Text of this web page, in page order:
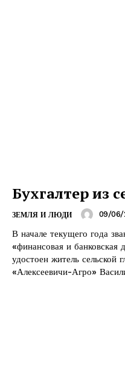
Бухгалтер из
ЗЕМЛЯ И ЛЮДИ 09/06/
В начале текущего года
«финансовая и банковская
удостоен житель сельской
«Алексеевичи-Агро»